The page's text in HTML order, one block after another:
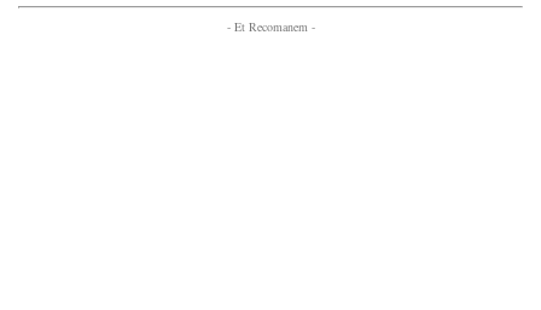
- Et Recomanem -